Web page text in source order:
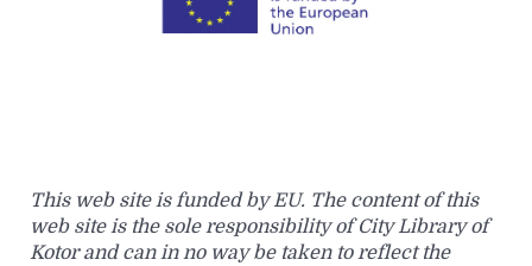
This web site is funded by EU. The content of this
web site is the sole responsibility of City Library of
Kotor and can in no way be taken to reflect the